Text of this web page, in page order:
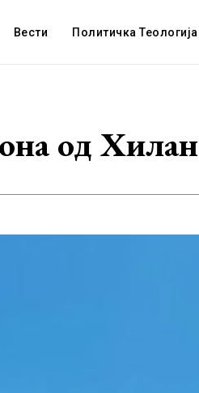
Вести Политичка Теологија
од